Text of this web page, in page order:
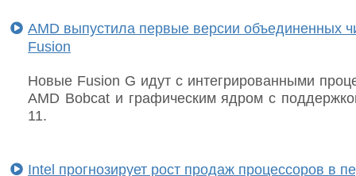
AMD выпустила первые версии объединенных
Fusion
Новые Fusion G идут с интегрированными
AMD Bobcat и графическим ядром с
11.
Intel прогнозирует рост продаж процессоров в